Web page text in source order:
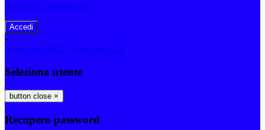
Password dimenticata?
-
Entra con SPID
Entra con CIE
Seleziona utente
button close ×
Recupero password